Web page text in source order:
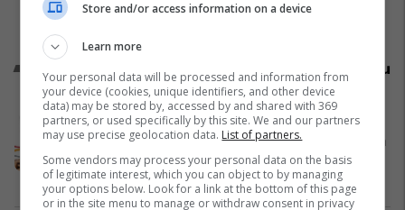
Promo Reklamo këtu
Aqaseem – prodhuesi dhe shitësi i
njohur i vajrave motorikë nga Arabia
Saudite, hap selinë në Kosovë
Aqaseem Eu
Store and/or access information on a device
Learn more
Your personal data will be processed and information from
your device (cookies, unique identifiers, and other device
data) may be stored by, accessed by and shared with 369
partners, or used specifically by this site. We and our partners
may use precise geolocation data. List of partners.
Some vendors may process your personal data on the basis
of legitimate interest, which you can object to by managing
your options below. Look for a link at the bottom of this page
or in the site menu to manage or withdraw consent in privacy